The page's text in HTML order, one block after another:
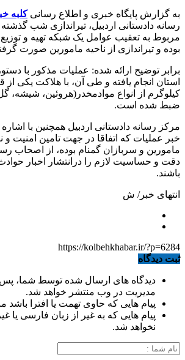
به گزارش پایگاه خبری و اطلاع رسانیکلبه
رسانه دادستانی اردبیل، تیراندازی شب
مربوط به تعقیب عوامل یک شبکه تهیه و
بوده و تیراندازی از ناحیه مامورین صورت
برابر توضیح ارائه شده: عملیات مذکور با
کیلوگرم از انواع موادمخدر(هروئین،
ضبط شده است.
مرکز رسانه دادستانی اردبیل همچنین با
خبر عملیات که اتفاقا در جهت تامین امنیت و
مامورین و سربازان گمنام بوده، از اصحاب
دقت و حساسیت لازم را درانتشار اخبار
باشند.
انتهای خبر/ ش
https://kolbehkhabar.ir/?p=6284
ثبت دیدگاه
دیدگاه های ارسال شده توسط شما، پس
مدیریت در وب منتشر خواهد شد.
پیام هایی که حاوی تهمت یا افترا باشد
پیام هایی که به غیر از زبان فارسی یا
نخواهد شد.